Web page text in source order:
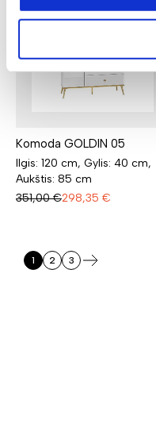
N
Komoda GOLDIN 05
Ilgis: 120 cm, Gylis: 40 cm,
Aukštis: 85 cm
351,00 €298,35 €
1 2 3